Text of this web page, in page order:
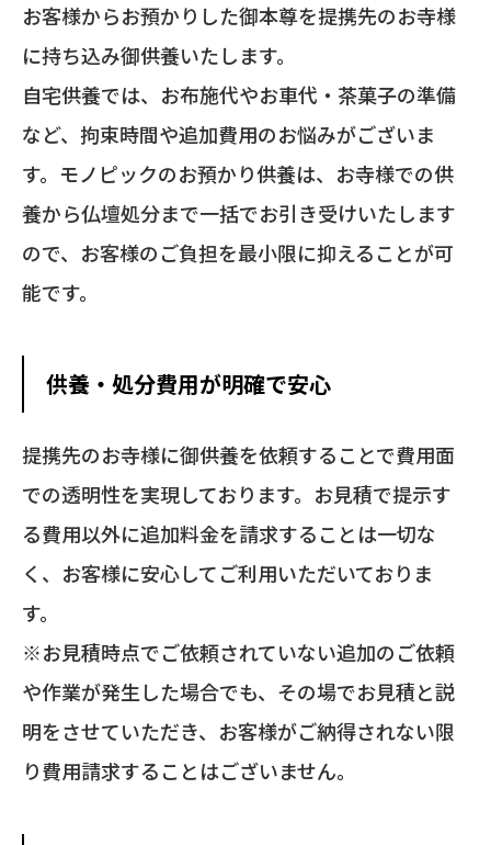
お客様からお預かりした御本尊を提携先のお寺様
に持ち込み御供養いたします。
自宅供養では、お布施代やお車代・茶菓子の準備
など、拘束時間や追加費用のお悩みがございま
す。モノピックのお預かり供養は、お寺様での供
養から仏壇処分まで一括でお引き受けいたします
ので、お客様のご負担を最小限に抑えることが可
能です。
供養・処分費用が明確で安心
提携先のお寺様に御供養を依頼することで費用面
での透明性を実現しております。お見積で提示す
る費用以外に追加料金を請求することは一切な
く、 お客様に安心してご利用いただいておりま
す。
※お見積時点でご依頼されていない追加のご依頼
や作業が発生した場合でも、その場でお見積と説
明をさせていただき、お客様がご納得されない限
り費用請求することはございません。